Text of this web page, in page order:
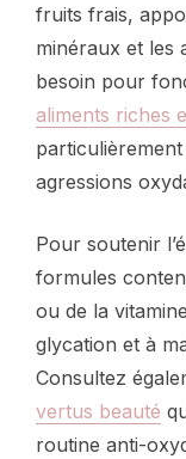
fruits frais,
minéraux et les
besoin pour
aliments riches
agressions
Pour soutenir
formules
ou de la
glycation et à
Consultez
vertus beauté
routine anti-